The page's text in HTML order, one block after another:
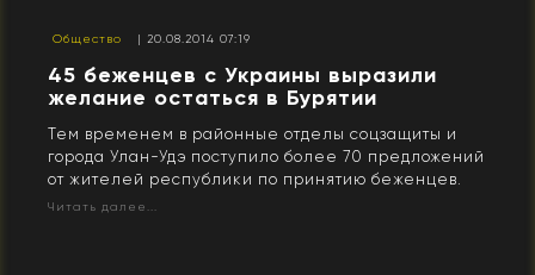
Общество | 20.08.2014 07:19
45 беженцев с Украины выразили
желание остаться в Бурятии
Тем временем в районные отделы соцзащиты и
города Улан-Удэ поступило более 70 предложений
от жителей республики по принятию беженцев.
Читать далее...